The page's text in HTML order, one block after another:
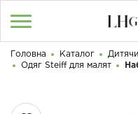
Доброго дня! Що Ви
Головна Каталог
Одяг Steiff для малят